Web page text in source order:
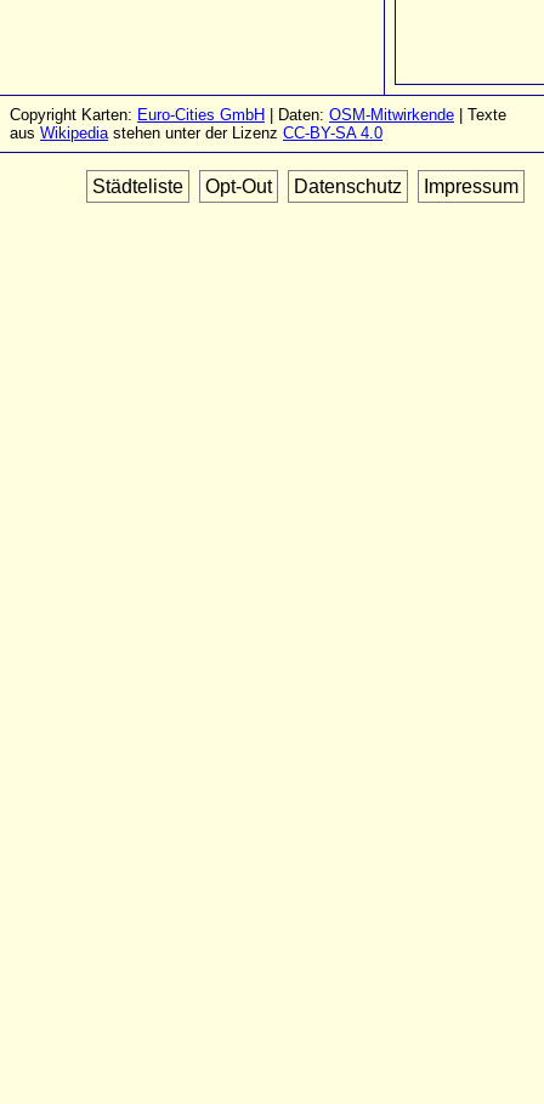
Copyright Karten: Euro-Cities GmbH | Daten: OSM-Mitwirkende | Texte
aus Wikipediastehen unter der Lizenz CC-BY-SA 4.0
Städteliste Opt-Out Datenschutz Impressum